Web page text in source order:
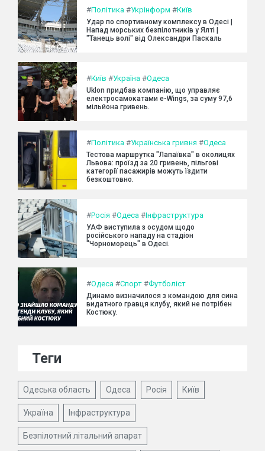
#Політика #Укрінформ #Київ
Удар по спортивному комплексу в Одесі |
Напад морських безпілотників у Ялті |
"Танець волі" від Олександри Паскаль
#Київ #Україна #Одеса
Uklon придбав компанію, що управляє
електросамокатами e-Wings, за суму 97,6
мільйона гривень.
#Політика #Українська гривня #Одеса
Тестова маршрутка "Лапаївка" в околицях
Львова: проїзд за 20 гривень, пільгові
категорії пасажирів можуть їздити
безкоштовно.
#Росія #Одеса #Інфраструктура
УАФ виступила з осудом щодо
російського нападу на стадіон
"Чорноморець" в Одесі.
#Одеса #Спорт #Футболіст
Динамо визначилося з командою для сина
видатного гравця клубу, який не потрібен
Костюку.
Теги
Одеська область Одеса Росія Київ
Україна Інфраструктура
Безпілотний літальний апарат